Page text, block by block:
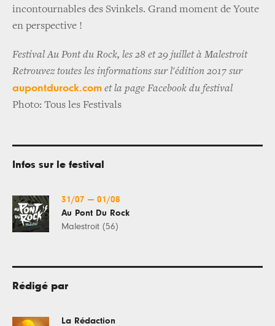
incontournables des Svinkels. Grand moment de Youte
en perspective !
Festival Au Pont du Rock, les 28 et 29 juillet à Malestroit
Retrouvez toutes les informations sur l'édition 2017 sur
aupontdurock.com et la page Facebook du festival
Photo: Tous les Festivals
Infos sur le festival
31/07 — 01/08
Au Pont Du Rock
Malestroit (56)
Rédigé par
La Rédaction